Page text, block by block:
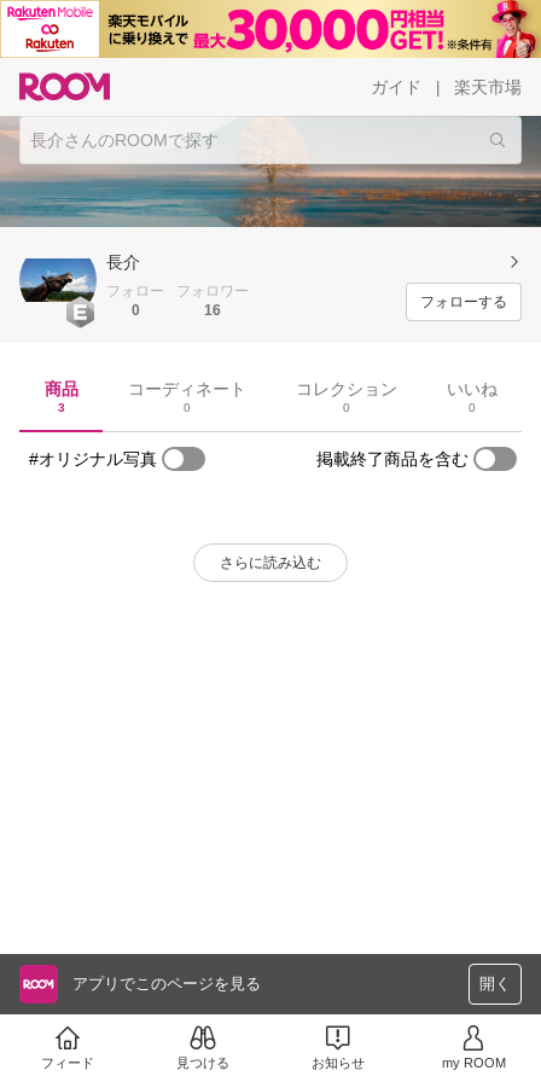
ガイド 楽天市場
長介
フォロー
0
フォロワー
16
フォローする
商品
3
コーディネート
0
コレクション
0
いいね
0
#オリジナル写真 掲載終了商品を含む
さらに読み込む
アプリでこのページを見る 開く
フィード 見つける お知らせ my ROOM